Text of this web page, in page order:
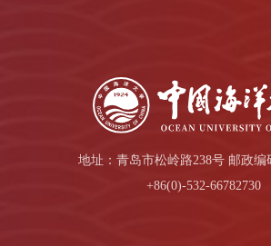
地址：青岛市松岭路238号 邮政编
+86(0)-532-66782730